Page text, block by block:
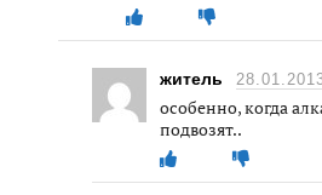
житель
особенно, когда
подвозят..